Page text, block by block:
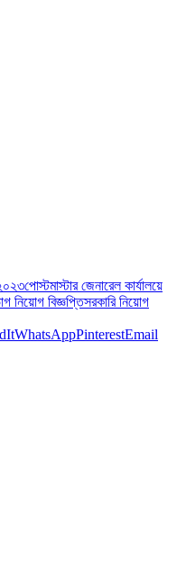
পোস্টমাস্টার জেনারেল কার্যালয়ে
নিয়োগ বিজ্ঞপ্তিসরকারি নিয়োগ
WhatsAppPinterestEmail